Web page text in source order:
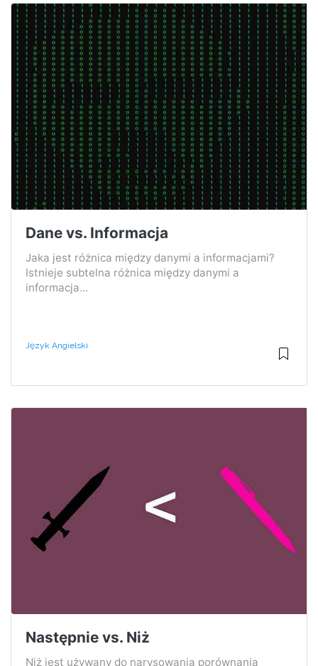
Dane vs. Informacja
Jaka jest różnica między danymi a informacjami?
Istnieje subtelna różnica między danymi a
informacja...
Język Angielski
Następnie vs. Niż
Niż jest używany do narysowania porównania